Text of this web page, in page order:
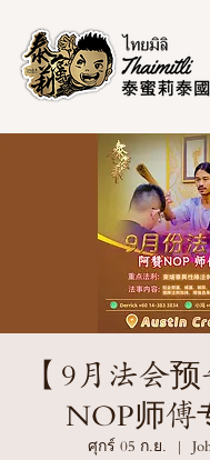
【9月法会
NOP师傅
ศุกร์ 05 ก.ย.
  |